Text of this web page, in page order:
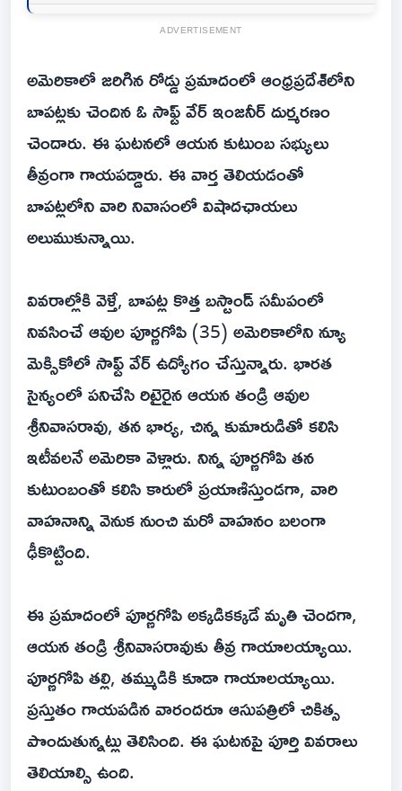
ADVERTISEMENT
అమెరికాలో జరిగిన రోడ్డు ప్రమాదంలో ఆంధ్రప్రదేశ్‌లోని
బాపట్లకు చెందిన ఓ సాఫ్ట్‌ వేర్ ఇంజనీర్ దుర్మరణం
చెందారు. ఈ ఘటనలో ఆయన కుటుంబ సభ్యులు
తీవ్రంగా గాయపడ్డారు. ఈ వార్త తెలియడంతో
బాపట్లలోని వారి నివాసంలో విషాదఛాయలు
అలుముకున్నాయి.
వివరాల్లోకి వెళ్తే, బాపట్ల కొత్త బస్టాండ్ సమీపంలో
నివసించే ఆవుల పూర్ణగోపి (35) అమెరికాలోని న్యూ
మెక్సికోలో సాఫ్ట్‌ వేర్ ఉద్యోగం చేస్తున్నారు. భారత
సైన్యంలో పనిచేసి రిటైరైన ఆయన తండ్రి ఆవుల
శ్రీనివాసరావు, తన భార్య, చిన్న కుమారుడితో కలిసి
ఇటీవలనే అమెరికా వెళ్లారు. నిన్న పూర్ణగోపి తన
కుటుంబంతో కలిసి కారులో ప్రయాణిస్తుండగా, వారి
వాహనాన్ని వెనుక నుంచి మరో వాహనం బలంగా
ఢీకొట్టింది.
ఈ ప్రమాదంలో పూర్ణగోపి అక్కడికక్కడే మృతి చెందగా,
ఆయన తండ్రి శ్రీనివాసరావుకు తీవ్ర గాయాలయ్యాయి.
పూర్ణగోపి తల్లి, తమ్ముడికి కూడా గాయాలయ్యాయి.
ప్రస్తుతం గాయపడిన వారందరూ ఆసుపత్రిలో చికిత్స
పొందుతున్నట్లు తెలిసింది. ఈ ఘటనపై పూర్తి వివరాలు
తెలియాల్సి ఉంది.